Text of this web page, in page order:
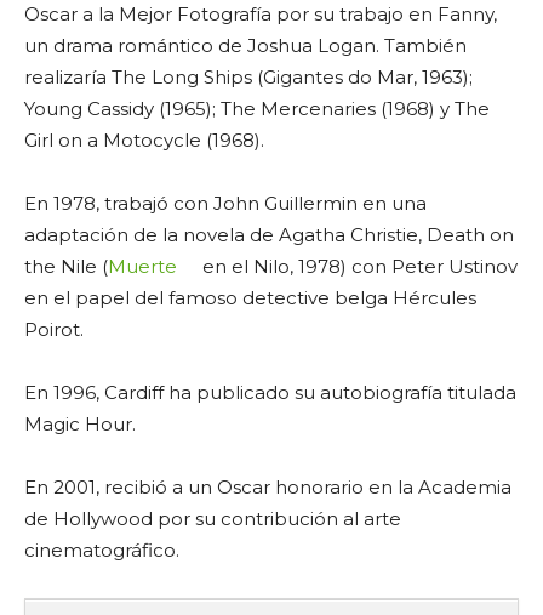
Oscar a la Mejor Fotografía por su trabajo en Fanny,
un drama romántico de Joshua Logan. También
realizaría The Long Ships (Gigantes do Mar, 1963);
Young Cassidy (1965); The Mercenaries (1968) y The
Girl on a Motocycle (1968).
En 1978, trabajó con John Guillermin en una
adaptación de la novela de Agatha Christie, Death on
the Nile (Muerte
en el Nilo, 1978) con Peter Ustinov
en el papel del famoso detective belga Hércules
Poirot.
En 1996, Cardiff ha publicado su autobiografía titulada
Magic Hour.
En 2001, recibió a un Oscar honorario en la Academia
de Hollywood por su contribución al arte
cinematográfico.